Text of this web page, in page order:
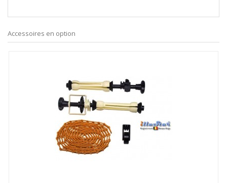
Accessoires en option